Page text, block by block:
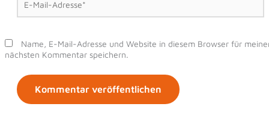
Mail-
Adresse*
Name, E-Mail-Adresse und Website in diesem Browser für
nächsten Kommentar speichern.